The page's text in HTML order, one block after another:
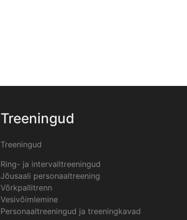
Treeningud
Treeningud
Ring- ja intervalltreeningud
Jõusaali personaaltreening
Võrkpallitrenn
Vesivõimlemine
Personaaltreeningud ja treeningkavad